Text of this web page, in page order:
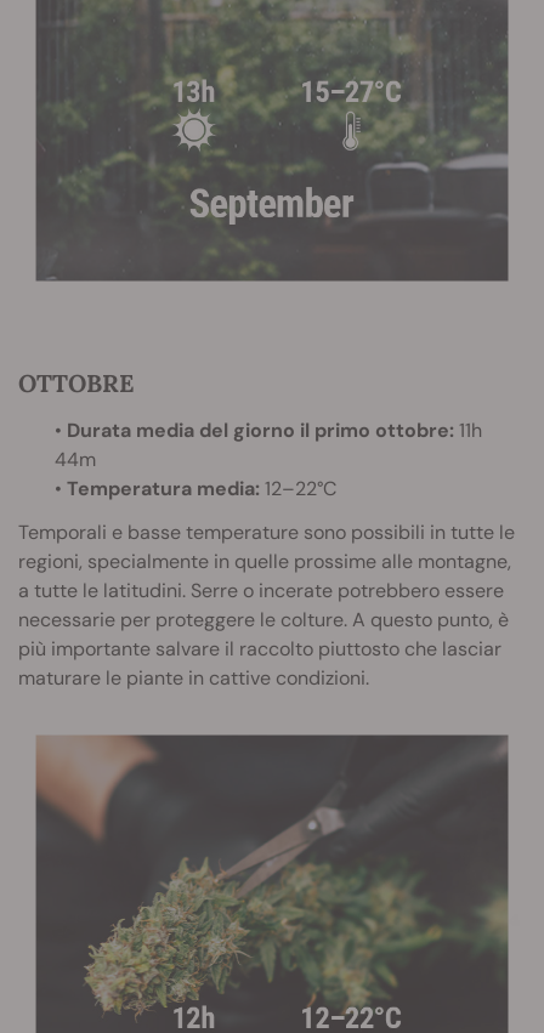
OTTOBRE
• Durata media del giorno il primo ottobre: 11h
44m
• Temperatura media: 12–22°C
Temporali e basse temperature sono possibili in tutte le
regioni, specialmente in quelle prossime alle montagne,
a tutte le latitudini. Serre o incerate potrebbero essere
necessarie per proteggere le colture. A questo punto, è
più importante salvare il raccolto piuttosto che lasciar
maturare le piante in cattive condizioni.